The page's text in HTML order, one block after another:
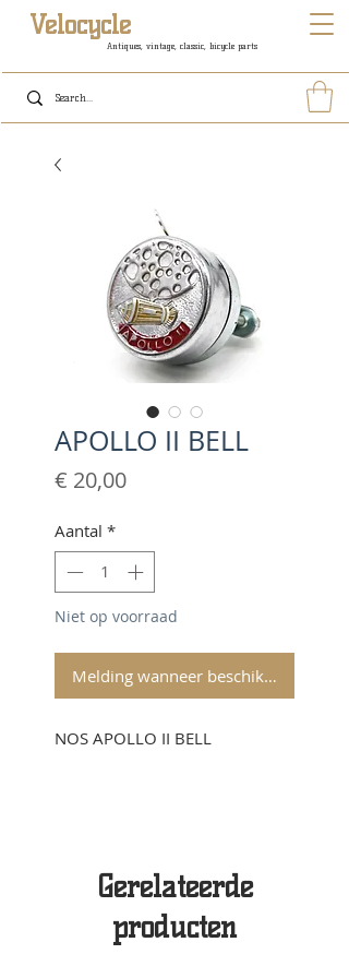
Antiques, vintage, classic, bicycle parts
Velocycle
APOLLO II BELL
€ 20,00Prijs
Aantal *
Niet op voorraad
Melding wanneer beschikbaar
NOS APOLLO II BELL
Gerelateerde
producten